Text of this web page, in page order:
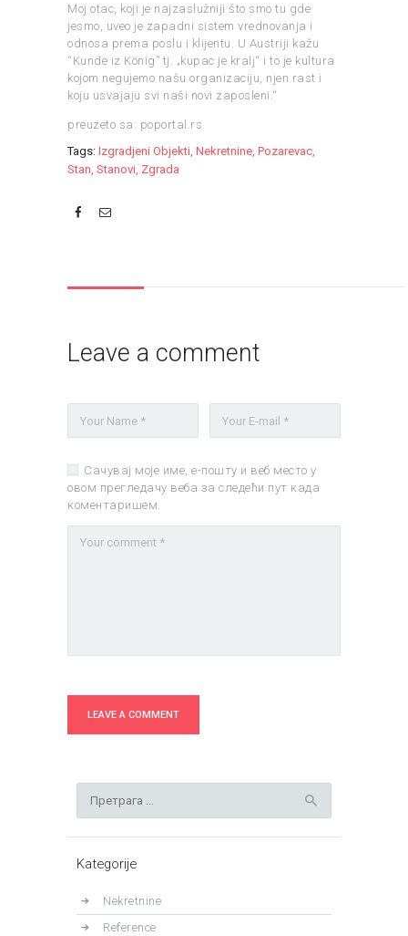
Moj otac, koji je najzaslužniji što smo tu gde
jesmo, uveo je zapadni sistem vrednovanja i
odnosa prema poslu i klijentu. U Austriji kažu
“Kunde iz König” tj. „kupac je kralj“ i to je kultura
kojom negujemo našu organizaciju, njen rast i
koju usvajaju svi naši novi zaposleni.“
preuzeto sa: poportal.rs
Tags: Izgradjeni Objekti, Nekretnine, Pozarevac,
Stan, Stanovi, Zgrada
Leave a comment
Сачувај моје име, е-пошту и веб место у
овом прегледачу веба за следећи пут када
коментаришем.
за:
Kategorije
Nekretnine
Reference